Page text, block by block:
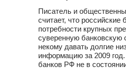
Писатель и
считает, что российские
потребности крупных
суверенную банковскую
некому давать долгие
информацию за 2009
банков РФ не в